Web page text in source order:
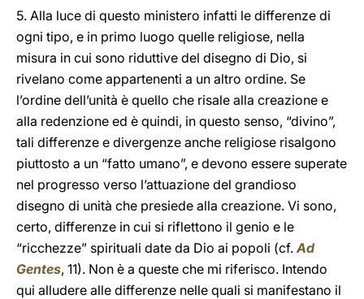
5. Alla luce di questo ministero infatti le differenze di
ogni tipo, e in primo luogo quelle religiose, nella
misura in cui sono riduttive del disegno di Dio, si
rivelano come appartenenti a un altro ordine. Se
l’ordine dell’unità è quello che risale alla creazione e
alla redenzione ed è quindi, in questo senso, “divino”,
tali differenze e divergenze anche religiose risalgono
piuttosto a un “fatto umano”, e devono essere superate
nel progresso verso l’attuazione del grandioso
disegno di unità che presiede alla creazione. Vi sono,
certo, differenze in cui si riflettono il genio e le
“ricchezze” spirituali date da Dio ai popoli (cf.Ad
Gentes, 11). Non è a queste che mi riferisco. Intendo
qui alludere alle differenze nelle quali si manifestano il